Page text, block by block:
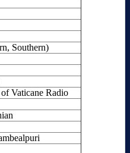
Southern)
Vaticane Radio